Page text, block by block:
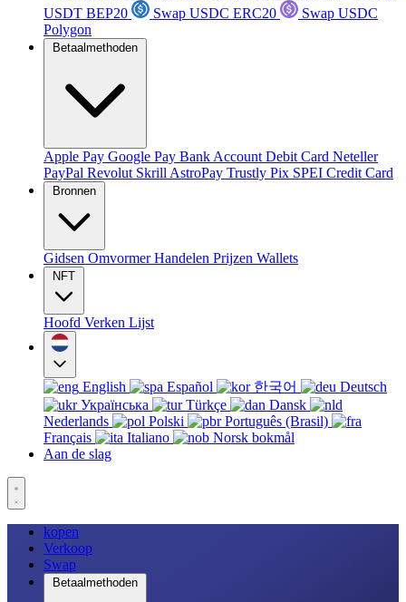
USDT BEP20
Swap USDC ERC20
Swap USDC
Polygon
Betaalmethoden
Apple Pay Google Pay Bank Account Debit Card Neteller
PayPal Revolut Skrill AstroPay Trustly Pix SPEI Credit Card
Bronnen
Gidsen OmvormerHandelen Prijzen Wallets
NFT
Hoofd Verken Lijst
English Español 한국어
Deutsch
Українська
Türkçe
Dansk
Nederlands
Polski
Português (Brasil)
Français
Italiano
Norsk bokmål
Aan de slag
kopen
Verkoop
Swap
Betaalmethoden